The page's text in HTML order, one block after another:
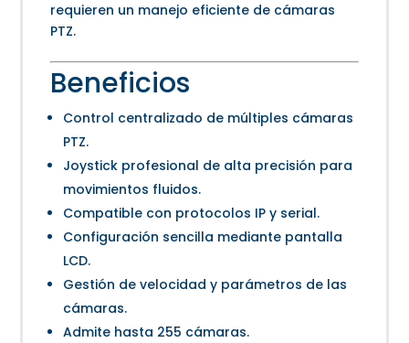
requieren un manejo eficiente de cámaras
PTZ.
Beneficios
Control centralizado de múltiples cámaras
PTZ.
Joystick profesional de alta precisión para
movimientos fluidos.
Compatible con protocolos IP y serial.
Configuración sencilla mediante pantalla
LCD.
Gestión de velocidad y parámetros de las
cámaras.
Admite hasta 255 cámaras.